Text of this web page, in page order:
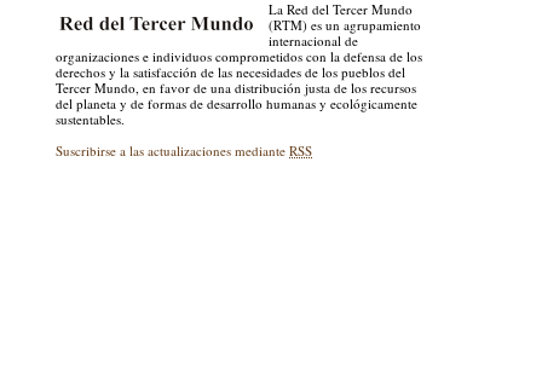
La Red del Tercer Mundo
(RTM) es un agrupamiento
internacional de
organizaciones e individuos comprometidos con la defensa de los
derechos y la satisfacción de las necesidades de los pueblos del
Tercer Mundo, en favor de una distribución justa de los recursos
del planeta y de formas de desarrollo humanas y ecológicamente
sustentables.
Suscribirse a las actualizaciones medianteRSS